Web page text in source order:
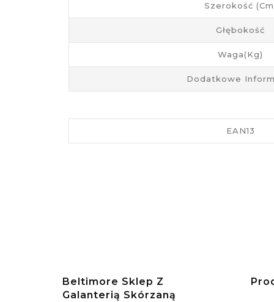
Szerokość
Głębokość
Waga(kg)
Dodatkowe
EAN13
Beltimore Sklep Z
Galanterią Skórzaną